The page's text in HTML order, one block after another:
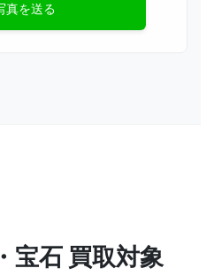
真を送る
宝石 買取対象